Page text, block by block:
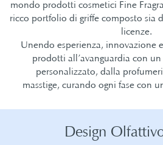
mondo prodotti cosmetici Fine
ricco portfolio di griffe composto sia
licenze.
Unendo esperienza, innovazione
prodotti all’avanguardia con un
personalizzato, dalla
masstige, curando ogni fase con
Design